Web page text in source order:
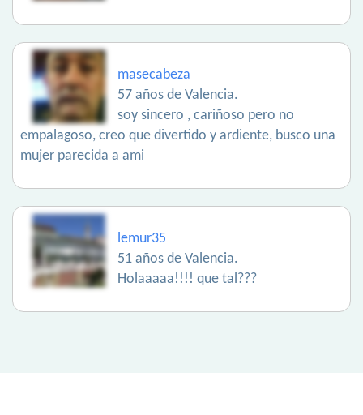
masecabeza
57 años de Valencia.
soy sincero , cariñoso pero no
empalagoso, creo que divertido y ardiente, busco una
mujer parecida a ami
lemur35
51 años de Valencia.
Holaaaaa!!!! que tal???